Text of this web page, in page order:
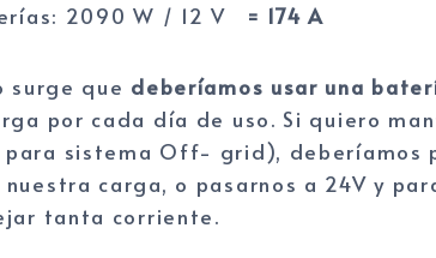
2090 W / 12 V = 174 A
surge que deberíamos usar una
por cada día de uso. Si quiero
para sistema Off- grid), deberíamos
carga, o pasarnos a 24V y
tanta corriente.